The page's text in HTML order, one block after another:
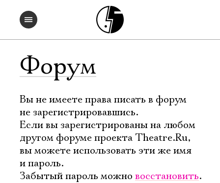
Форум
Вы не имеете права писать в форум
не зарегистрировавшись.
Если вы зарегистрированы на любом
другом форуме проекта Theatre.Ru,
вы можете использовать эти же имя
и пароль.
Забытый пароль можно восстановить.